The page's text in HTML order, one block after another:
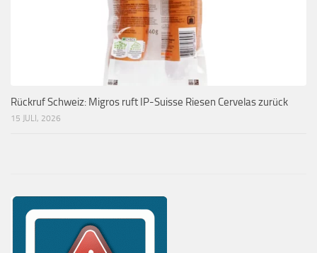
Rückruf Schweiz: Migros ruft IP-Suisse Riesen Cervelas zurück
15 JULI, 2026